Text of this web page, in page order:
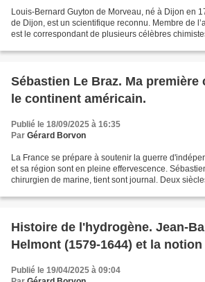
Louis-Bernard Guyton de Morveau, né à Dijon en
de Dijon, est un scientifique reconnu. Membre de
est le correspondant de plusieurs célèbres
Sébastien Le Braz. Ma première
le continent américain.
Publié le 18/09/2025 à 16:35
Par Gérard Borvon
La France se prépare à soutenir la guerre
et sa région sont en pleine effervescence.
chirurgien de marine, tient sont journal. Deux
Histoire de l'hydrogène. Jean-
Helmont (1579-1644) et la notion
Publié le 19/04/2025 à 09:04